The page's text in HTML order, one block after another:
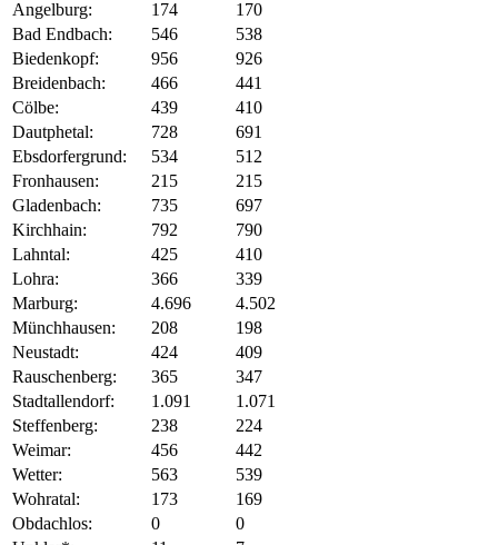
Angelburg:
174
170
Bad Endbach:
546
538
Biedenkopf:
956
926
Breidenbach:
466
441
Cölbe:
439
410
Dautphetal:
728
691
Ebsdorfergrund:
534
512
Fronhausen:
215
215
Gladenbach:
735
697
Kirchhain:
792
790
Lahntal:
425
410
Lohra:
366
339
Marburg:
4.696
4.502
Münchhausen:
208
198
Neustadt:
424
409
Rauschenberg:
365
347
Stadtallendorf:
1.091
1.071
Steffenberg:
238
224
Weimar:
456
442
Wetter:
563
539
Wohratal:
173
169
Obdachlos:
0
0